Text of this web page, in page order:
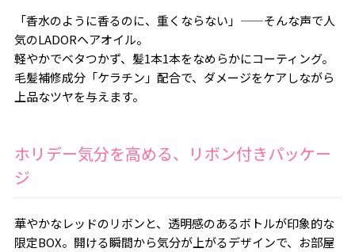
「香水のように香るのに、重くならない」——そんな声で人
気のLADORヘアオイル。
軽やかでベタつかず、髪1本1本をなめらかにコーティング。
毛髪補修成分「ケラチン」配合で、ダメージをケアしながら
上品なツヤを与えます。
ホリデー気分を高める、リボン付きパッケー
ジ
華やかなレッドのリボンと、透明感のあるボトルが印象的な
限定BOX。開ける瞬間から気分が上がるデザインで、お部屋